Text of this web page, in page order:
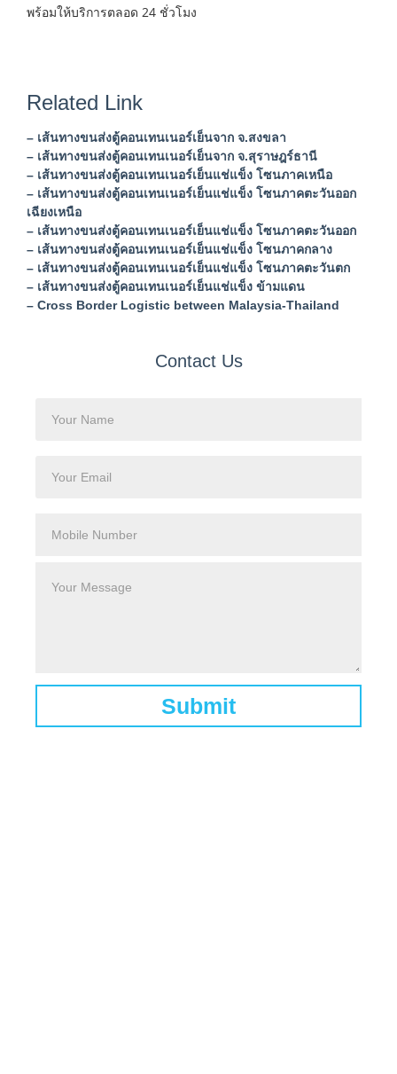
พร้อมให้บริการตลอด 24 ชั่วโมง
Related Link
– เส้นทางขนส่งตู้คอนเทนเนอร์เย็นจาก จ.สงขลา
– เส้นทางขนส่งตู้คอนเทนเนอร์เย็นจาก จ.สุราษฎร์ธานี
– เส้นทางขนส่งตู้คอนเทนเนอร์เย็นแช่แข็ง โซนภาคเหนือ
– เส้นทางขนส่งตู้คอนเทนเนอร์เย็นแช่แข็ง โซนภาคตะวันออก
เฉียงเหนือ
– เส้นทางขนส่งตู้คอนเทนเนอร์เย็นแช่แข็ง โซนภาคตะวันออก
– เส้นทางขนส่งตู้คอนเทนเนอร์เย็นแช่แข็ง โซนภาคกลาง
– เส้นทางขนส่งตู้คอนเทนเนอร์เย็นแช่แข็ง โซนภาคตะวันตก
– เส้นทางขนส่งตู้คอนเทนเนอร์เย็นแช่แข็ง ข้ามแดน
– Cross Border Logistic between Malaysia-Thailand
Contact Us